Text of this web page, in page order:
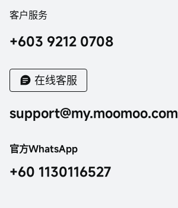
客户服务
+603 9212 0708
在线客服
support@my.moomoo.com
官方WhatsApp
+60 1130116527